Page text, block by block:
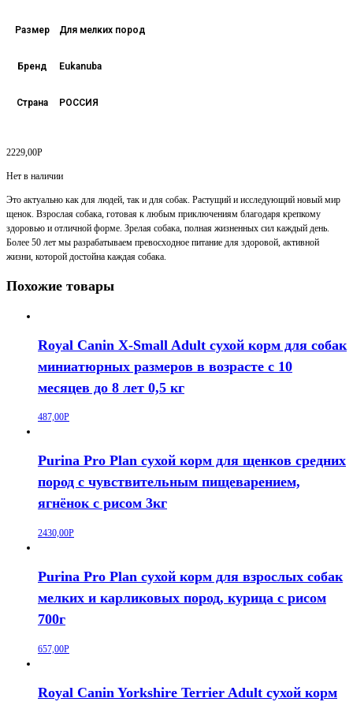
Размер Для мелких пород
Бренд Eukanuba
Страна РОССИЯ
2229,00Р
Нет в наличии
Это актуально как для людей, так и для собак. Растущий и исследующий новый мир
щенок. Взрослая собака, готовая к любым приключениям благодаря крепкому
здоровью и отличной форме. Зрелая собака, полная жизненных сил каждый день.
Более 50 лет мы разрабатываем превосходное питание для здоровой, активной
жизни, которой достойна каждая собака.
Похожие товары
Royal Canin X-Small Adult сухой корм для собак
миниатюрных размеров в возрасте c 10
месяцев до 8 лет 0,5 кг
487,00Р
Purina Pro Plan сухой корм для щенков средних
пород с чувствительным пищеварением,
ягнёнок с рисом 3кг
2430,00Р
Purina Pro Plan сухой корм для взрослых собак
мелких и карликовых пород, курица с рисом
700г
657,00Р
Royal Canin Yorkshire Terrier Adult сухой корм